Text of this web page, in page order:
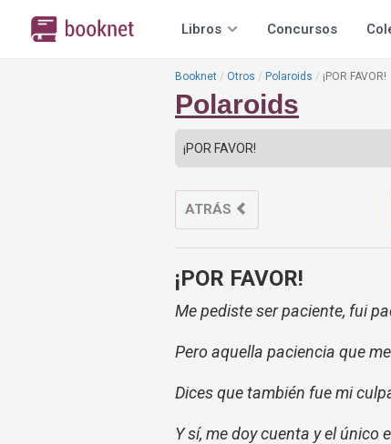
Libros Concursos
Booknet Otros Polaroids ¡POR FAVOR!
Polaroids
ATRÁS
¡POR FAVOR!
Me pediste ser paciente, fui
Pero aquella paciencia que
Dices que también fue mi
Y sí, me doy cuenta y el